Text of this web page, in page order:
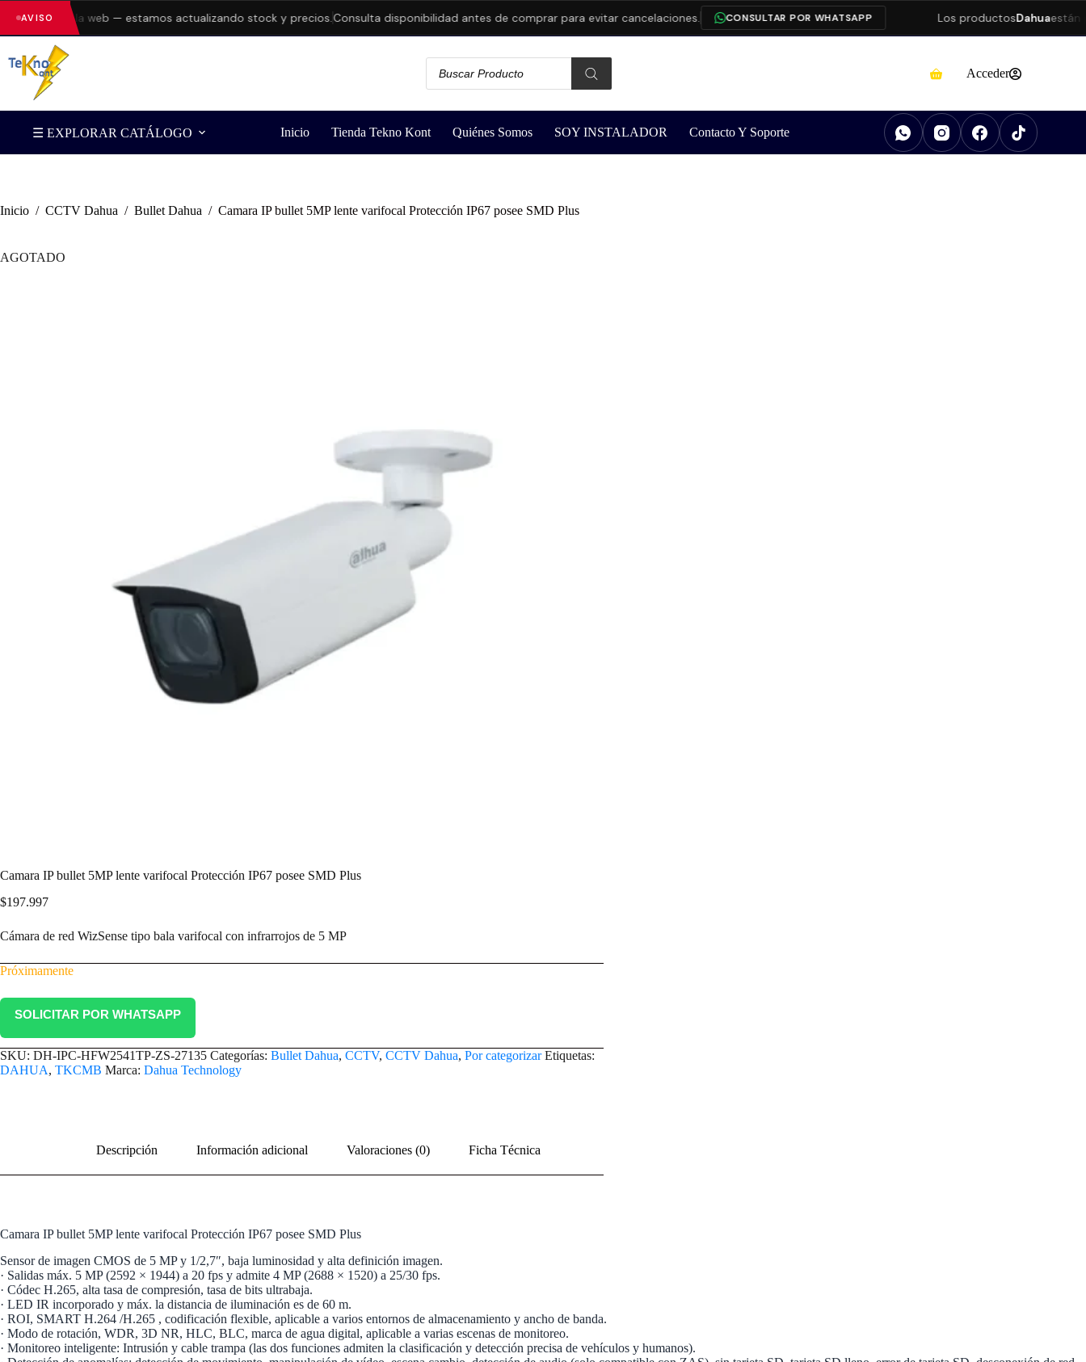
AVISOen la web — estamos actualizando stock y precios.Consulta disponibilidad antes de comprar para evitar cancelaciones. CONSULTAR POR WHATSAPP Los productosDahuaestán
Acceder
☰ EXPLORAR CATÁLOGO Inicio Tienda Tekno Kont Quiénes Somos SOY INSTALADOR Contacto Y Soporte
Inicio / CCTV Dahua / Bullet Dahua / Camara IP bullet 5MP lente varifocal Protección IP67 posee SMD Plus
AGOTADO
Camara IP bullet 5MP lente varifocal Protección IP67 posee SMD Plus
$197.997
Cámara de red WizSense tipo bala varifocal con infrarrojos de 5 MP
Próximamente
SOLICITAR POR WHATSAPP
SKU: DH-IPC-HFW2541TP-ZS-27135 Categorías: Bullet Dahua, CCTV, CCTV Dahua, Por categorizar Etiquetas:
DAHUA, TKCMB Marca: Dahua Technology
Descripción Información adicional Valoraciones (0) Ficha Técnica
Camara IP bullet 5MP lente varifocal Protección IP67 posee SMD Plus
Sensor de imagen CMOS de 5 MP y 1/2,7″, baja luminosidad y alta definición imagen.
· Salidas máx. 5 MP (2592 × 1944) a 20 fps y admite 4 MP (2688 × 1520) a 25/30 fps.
· Códec H.265, alta tasa de compresión, tasa de bits ultrabaja.
· LED IR incorporado y máx. la distancia de iluminación es de 60 m.
· ROI, SMART H.264 /H.265 , codificación flexible, aplicable a varios entornos de almacenamiento y ancho de banda.
· Modo de rotación, WDR, 3D NR, HLC, BLC, marca de agua digital, aplicable a varias escenas de monitoreo.
· Monitoreo inteligente: Intrusión y cable trampa (las dos funciones admiten la clasificación y detección precisa de vehículos y humanos).